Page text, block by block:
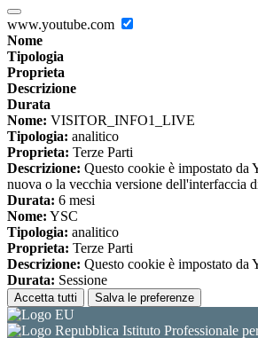
www.youtube.com
Nome
Tipologia
Proprieta
Descrizione
Durata
Nome: VISITOR_INFO1_LIVE
Tipologia: analitico
Proprieta: Terze Parti
Descrizione: Questo cookie è impostato da
nuova o la vecchia versione dell'interfaccia
Durata: 6 mesi
Nome: YSC
Tipologia: analitico
Proprieta: Terze Parti
Descrizione: Questo cookie è impostato da
Durata: Sessione
Accetta tutti Salva le preferenze
Istituto Professionale